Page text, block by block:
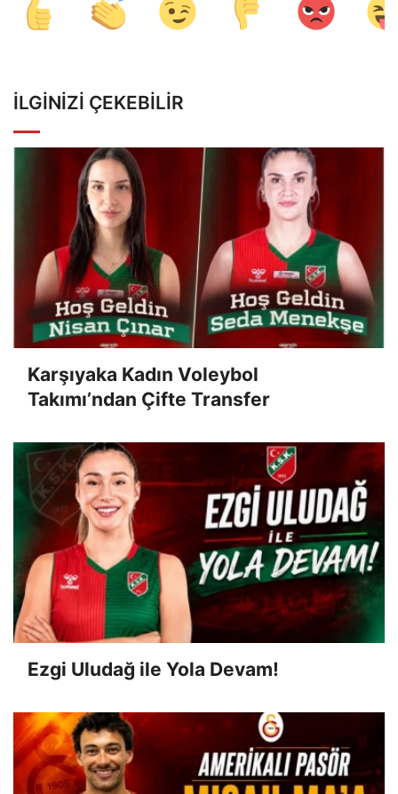
İLGINIZI ÇEKEBILIR
Karşıyaka Kadın Voleybol
Takımı’ndan Çifte Transfer
Ezgi Uludağ ile Yola Devam!